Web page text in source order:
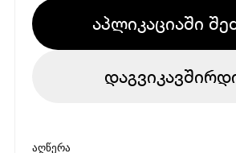
აპლიკაციაში
აღწერა